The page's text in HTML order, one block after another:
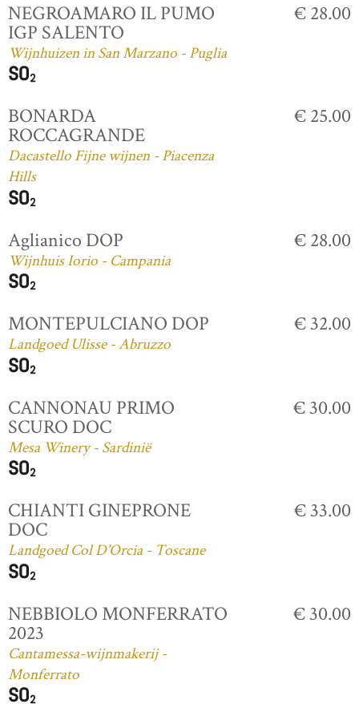
NEGROAMARO IL PUMO
IGP SALENTO
Wijnhuizen in San Marzano - Puglia
€ 28.00
BONARDA
ROCCAGRANDE
Dacastello Fijne wijnen - Piacenza
Hills
€ 25.00
Aglianico DOP
Wijnhuis Iorio - Campania
€ 28.00
MONTEPULCIANO DOP
Landgoed Ulisse - Abruzzo
€ 32.00
CANNONAU PRIMO
SCURO DOC
Mesa Winery - Sardinië
€ 30.00
CHIANTI GINEPRONE
DOC
Landgoed Col D'Orcia - Toscane
€ 33.00
NEBBIOLO MONFERRATO
2023
Cantamessa-wijnmakerij -
Monferrato
€ 30.00